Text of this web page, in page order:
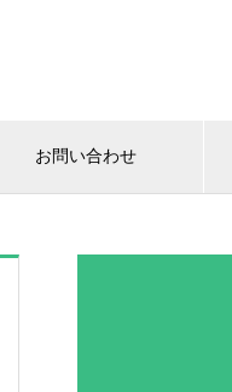
お問い合わせ